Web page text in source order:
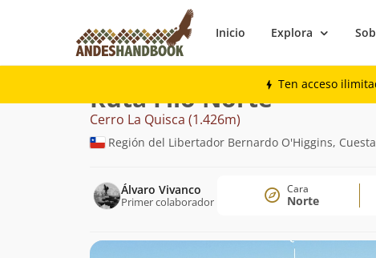
Inicio Explora
Ten acceso
Montaña
Ruta Filo Norte
Cerro La Quisca (1.426m)
Región del Libertador Bernardo O'Higgins,
Álvaro Vivanco
Primer colaborador
Cara
Norte